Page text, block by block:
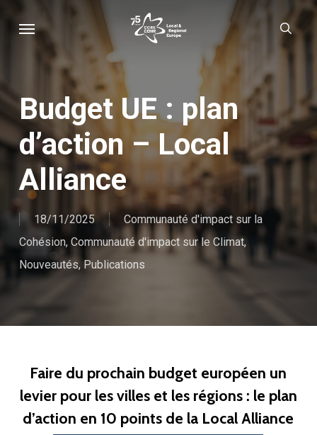
Budget UE : plan
d’action – Local
Alliance
18/11/2025
Communauté d'impact sur la
Cohésion, Communauté d'impact sur le Climat,
Nouveautés,Publications
Faire du prochain budget européen un
levier pour les villes et les régions : le plan
d’action en 10 points de la Local Alliance